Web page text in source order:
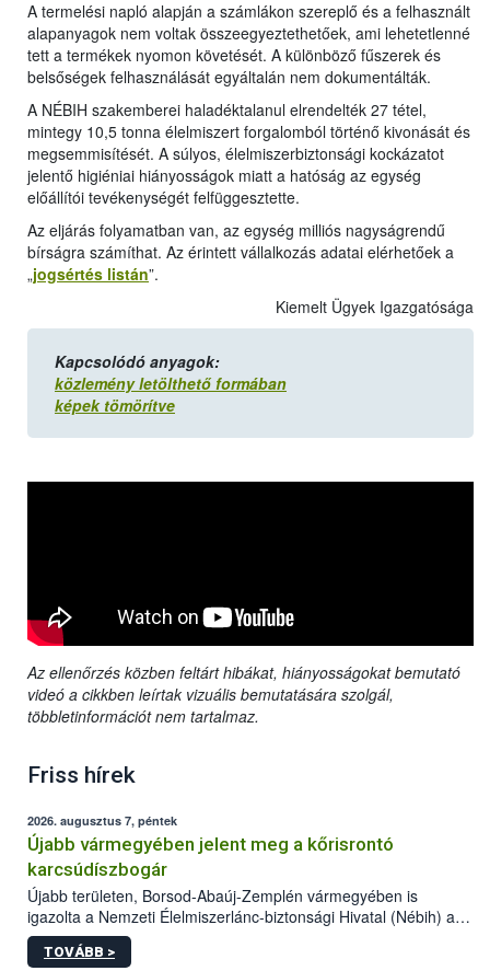
A termelési napló alapján a számlákon szereplő és a felhasznált
alapanyagok nem voltak összeegyeztethetőek, ami lehetetlenné
tett a termékek nyomon követését. A különböző fűszerek és
belsőségek felhasználását egyáltalán nem dokumentálták.
A NÉBIH szakemberei haladéktalanul elrendelték 27 tétel,
mintegy 10,5 tonna élelmiszert forgalomból történő kivonását és
megsemmisítését. A súlyos, élelmiszerbiztonsági kockázatot
jelentő higiéniai hiányosságok miatt a hatóság az egység
előállítói tevékenységét felfüggesztette.
Az eljárás folyamatban van, az egység milliós nagyságrendű
bírságra számíthat. Az érintett vállalkozás adatai elérhetőek a
„jogsértés listán”.
Kiemelt Ügyek Igazgatósága
Kapcsolódó anyagok:
közlemény letölthető formában
képek tömörítve
Az ellenőrzés közben feltárt hibákat, hiányosságokat bemutató
videó a cikkben leírtak vizuális bemutatására szolgál,
többletinformációt nem tartalmaz.
Friss hírek
2026. augusztus 7, péntek
Újabb vármegyében jelent meg a kőrisrontó
karcsúdíszbogár
Újabb területen, Borsod-Abaúj-Zemplén vármegyében is
igazolta a Nemzeti Élelmiszerlánc-biztonsági Hivatal (Nébih) a
kőrisrontó karcsúdíszbogár (Agrilus planipennis) jelenlétét. A
kártevőt nem csak színcsapdában találták meg, de már fertőzött
TOVÁBB >